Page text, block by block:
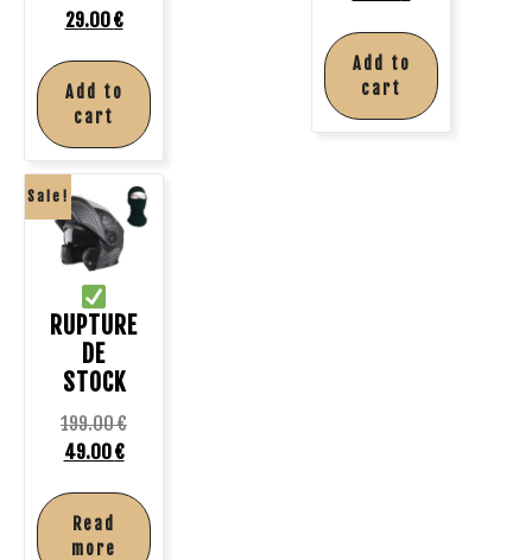
29.00€
Add to
cart
Add to
cart
Sale!
RUPTURE
DE
STOCK
199.00€
49.00€
Read
more